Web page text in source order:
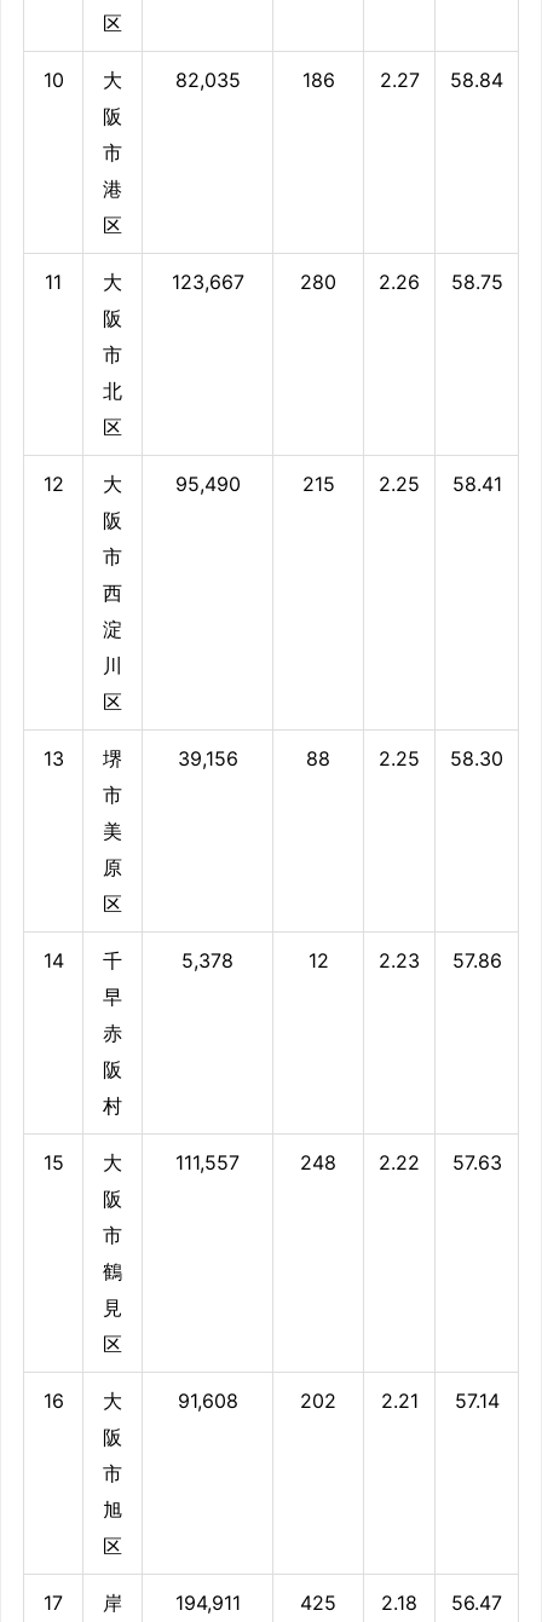
区
10
大
阪
市
港
区
82,035 186 2.27 58.84
11
大
阪
市
北
区
123,667 280 2.26 58.75
12
大
阪
市
西
淀
川
区
95,490 215 2.25 58.41
13
堺
市
美
原
区
39,156 88 2.25 58.30
14
千
早
赤
阪
村
5,378 12 2.23 57.86
15
大
阪
市
鶴
見
区
111,557 248 2.22 57.63
16
大
阪
市
旭
区
91,608 202 2.21 57.14
17
岸
194,911 425 2.18 56.47